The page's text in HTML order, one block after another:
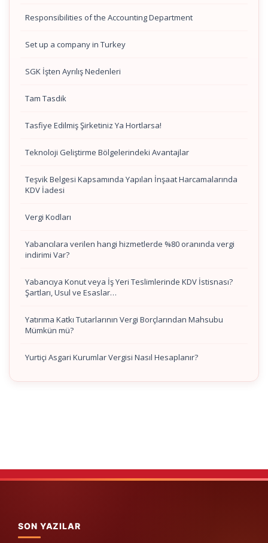
Responsibilities of the Accounting Department
Set up a company in Turkey
SGK İşten Ayrılış Nedenleri
Tam Tasdik
Tasfiye Edilmiş Şirketiniz Ya Hortlarsa!
Teknoloji Geliştirme Bölgelerindeki Avantajlar
Teşvik Belgesi Kapsamında Yapılan İnşaat Harcamalarında
KDV İadesi
Vergi Kodları
Yabancılara verilen hangi hizmetlerde %80 oranında vergi
indirimi Var?
Yabancıya Konut veya İş Yeri Teslimlerinde KDV İstisnası?
Şartları, Usul ve Esaslar…
Yatırıma Katkı Tutarlarının Vergi Borçlarından Mahsubu
Mümkün mü?
Yurtiçi Asgari Kurumlar Vergisi Nasıl Hesaplanır?
SON YAZILAR